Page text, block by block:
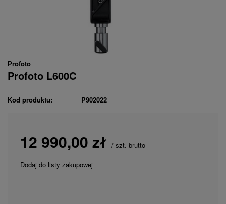
Profoto
Profoto L600C
Kod produktu: P902022
12 990,00 zł / szt. brutto
Dodaj do listy zakupowej